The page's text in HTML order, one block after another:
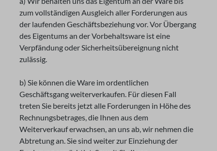
zum vollständigen Ausgleich aller Forderungen aus
der laufenden Geschäftsbeziehung vor. Vor Übergang
des Eigentums an der Vorbehaltsware ist eine
Verpfändung oder Sicherheitsübereignung nicht
zulässig.
b) Sie können die Ware im ordentlichen
Geschäftsgang weiterverkaufen. Für diesen Fall
treten Sie bereits jetzt alle Forderungen in Höhe des
Rechnungsbetrages, die Ihnen aus dem
Weiterverkauf erwachsen, an uns ab, wir nehmen die
Abtretung an. Sie sind weiter zur Einziehung der